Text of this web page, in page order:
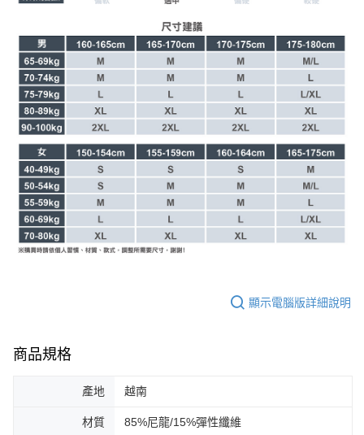
顯示電腦版詳細說明
商品規格
產地 越南
材質 85%尼龍/15%彈性纖維